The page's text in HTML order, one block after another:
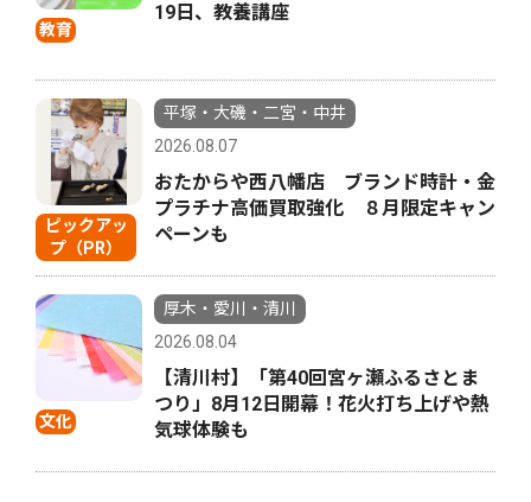
教育
19日、教養講座
ピックアッ
プ（PR）
平塚・大磯・二宮・中井
2026.08.07
おたからや西八幡店 ブランド時計・金
プラチナ高価買取強化 ８月限定キャン
ペーンも
文化
厚木・愛川・清川
2026.08.04
【清川村】「第40回宮ヶ瀬ふるさとま
つり」8月12日開幕！花火打ち上げや熱
気球体験も